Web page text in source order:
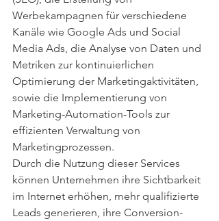
Werbekampagnen für verschiedene
Kanäle wie Google Ads und Social
Media Ads, die Analyse von Daten und
Metriken zur kontinuierlichen
Optimierung der Marketingaktivitäten,
sowie die Implementierung von
Marketing-Automation-Tools zur
effizienten Verwaltung von
Marketingprozessen.
Durch die Nutzung dieser Services
können Unternehmen ihre Sichtbarkeit
im Internet erhöhen, mehr qualifizierte
Leads generieren, ihre Conversion-